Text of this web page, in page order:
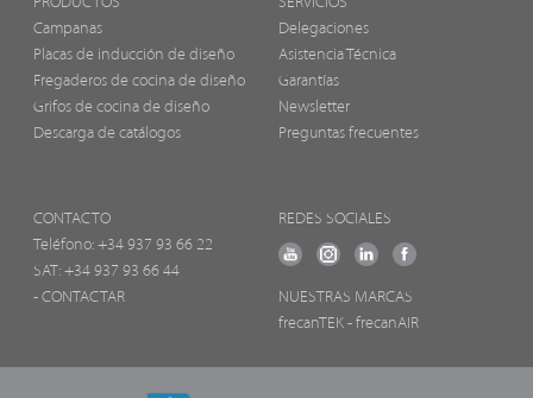
Campanas
Placas de inducción de diseño
Fregaderos de cocina de diseño
Grifos de cocina de diseño
Descarga de catálogos
Delegaciones
Asistencia Técnica
Garantías
Newsletter
Preguntas frecuentes
CONTACTO
Teléfono: +34 937 93 66 22
SAT: +34 937 93 66 44
- CONTACTAR
REDES SOCIALES
NUESTRAS MARCAS
frecanTEK - frecanAIR